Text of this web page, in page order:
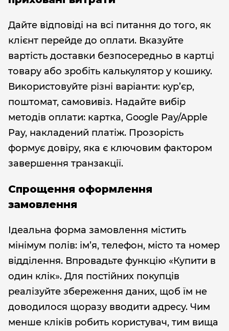
Дайте відповіді на всі питання до того, як
клієнт перейде до оплати. Вказуйте
вартість доставки безпосередньо в картці
товару або зробіть калькулятор у кошику.
Використовуйте різні варіанти: кур’єр,
поштомат, самовивіз. Надайте вибір
методів оплати: картка, Google Pay/Apple
Pay, накладений платіж. Прозорість
формує довіру, яка є ключовим фактором
завершення транзакції.
Спрощення оформлення
замовлення
Ідеальна форма замовлення містить
мінімум полів: ім’я, телефон, місто та номер
відділення. Впровадьте функцію «Купити в
один клік». Для постійних покупців
реалізуйте збереження даних, щоб їм не
доводилося щоразу вводити адресу. Чим
менше кліків робить користувач, тим вища